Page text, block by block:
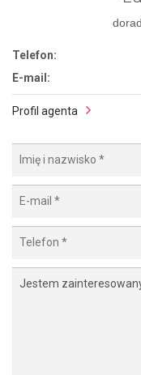
Telefon:
E-mail:
Profil agenta